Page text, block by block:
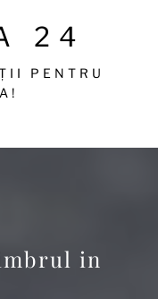
24
PENTRU
in